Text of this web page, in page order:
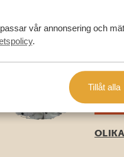
vår annonsering och
.
Tillåt alla